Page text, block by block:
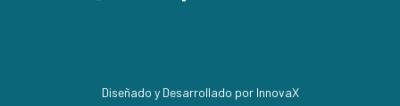
Diseñado y Desarrollado por InnovaX